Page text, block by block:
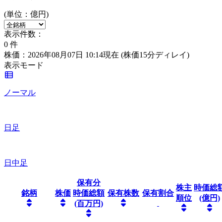
(単位：億円)
表示件数：
0 件
株価：2026年08月07日 10:14現在 (株価15分ディレイ)
表示モード
ノーマル
日足
日中足
銘柄 株価
保有分
時価総額
(百万円)
保有株数 保有割合
株主
順位
時価総
(億円)